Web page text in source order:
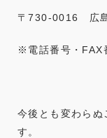
〒730-0016 広
※電話番号・ FAX
今後とも変わらぬ
す。